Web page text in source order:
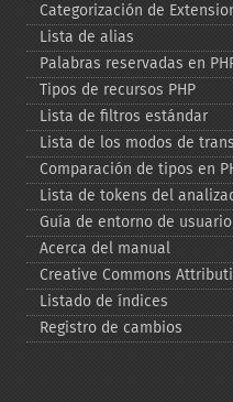
Categorización de
Lista de alias
Palabras reservadas en
Tipos de recursos PHP
Lista de filtros estándar
Lista de los modos de
Comparación de tipos en
Lista de tokens del
Guía de entorno de
Acerca del manual
Creative Commons
Listado de índices
Registro de cambios